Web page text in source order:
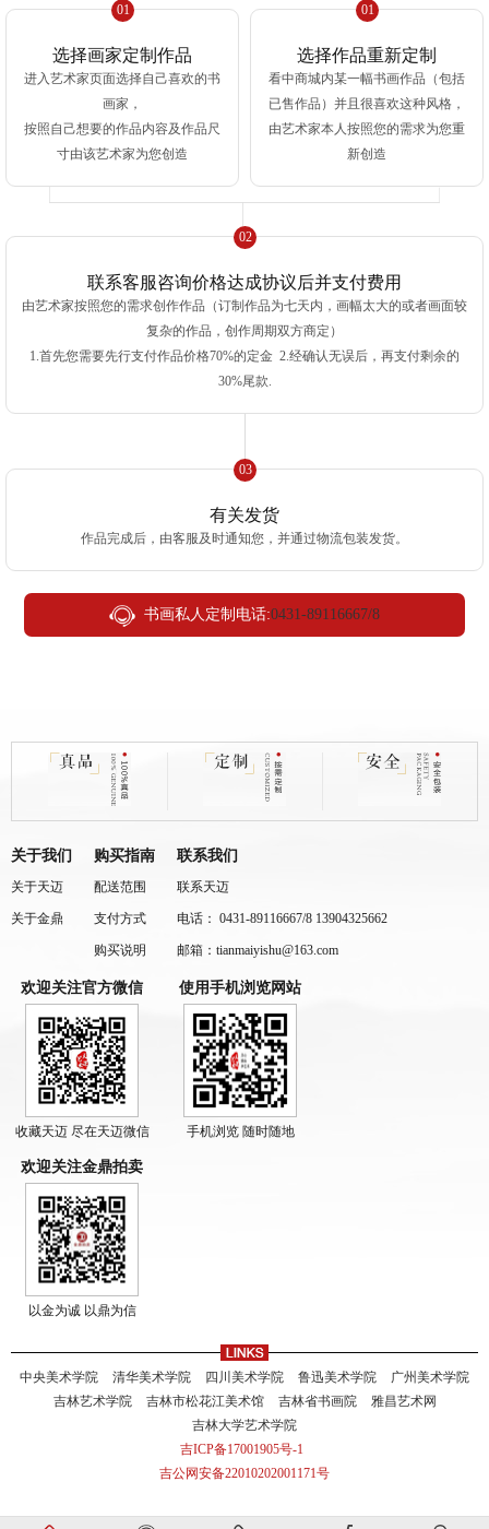
01
选择画家定制作品
进入艺术家页面选择自己喜欢的书
画家，
按照自己想要的作品内容及作品尺
寸由该艺术家为您创造
01
选择作品重新定制
看中商城内某一幅书画作品（包括
已售作品）并且很喜欢这种风格，
由艺术家本人按照您的需求为您重
新创造
02
联系客服咨询价格达成协议后并支付费用
由艺术家按照您的需求创作作品（订制作品为七天内，画幅太大的或者画面较
复杂的作品，创作周期双方商定）
1.首先您需要先行支付作品价格70%的定金 2.经确认无误后，再支付剩余的
30%尾款.
03
有关发货
作品完成后，由客服及时通知您，并通过物流包装发货。
书画私人定制电话:0431-89116667/8
关于我们
关于天迈
关于金鼎
购买指南
配送范围
支付方式
购买说明
联系我们
联系天迈
电话： 0431-89116667/8 13904325662
邮箱：tianmaiyishu@163.com
欢迎关注官方微信
收藏天迈 尽在天迈微信
使用手机浏览网站
手机浏览 随时随地
欢迎关注金鼎拍卖
以金为诚 以鼎为信
中央美术学院 清华美术学院 四川美术学院 鲁迅美术学院
广州美术学院
吉林艺术学院
吉林市松花江美术馆 吉林省书画院
雅昌艺术网
吉林大学艺术学院
吉ICP备17001905号-1
吉公网安备22010202001171号